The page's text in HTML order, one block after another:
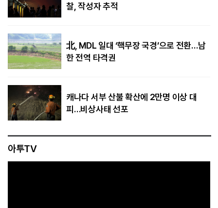
찰, 작성자 추적
北, MDL 일대 ‘핵무장 국경’으로 전환…남
한 전역 타격권
캐나다 서부 산불 확산에 2만명 이상 대
피…비상사태 선포
아투TV